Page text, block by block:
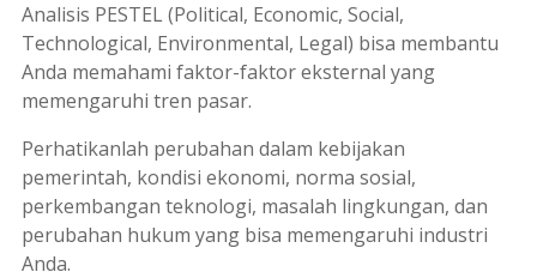
Analisis PESTEL (Political, Economic, Social,
Technological, Environmental, Legal) bisa membantu
Anda memahami faktor-faktor eksternal yang
memengaruhi tren pasar.
Perhatikanlah perubahan dalam kebijakan
pemerintah, kondisi ekonomi, norma sosial,
perkembangan teknologi, masalah lingkungan, dan
perubahan hukum yang bisa memengaruhi industri
Anda.